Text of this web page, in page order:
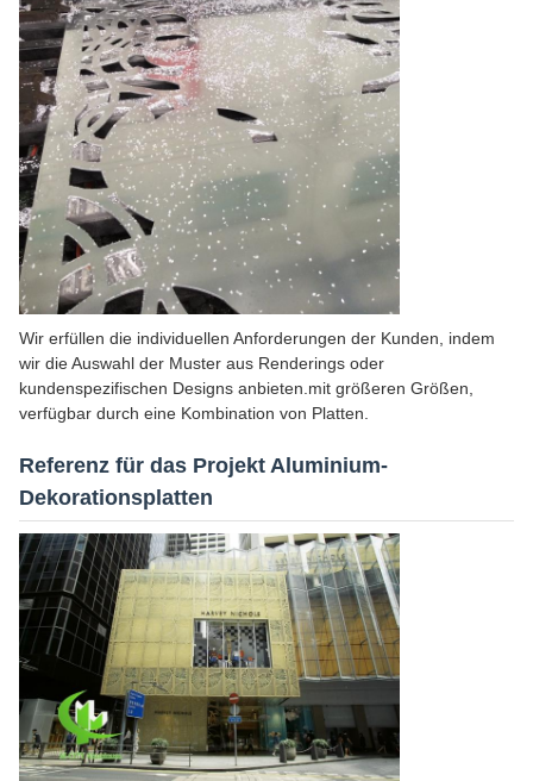
Wir erfüllen die individuellen Anforderungen der Kunden, indem
wir die Auswahl der Muster aus Renderings oder
kundenspezifischen Designs anbieten.mit größeren Größen,
verfügbar durch eine Kombination von Platten.
Referenz für das Projekt Aluminium-
Dekorationsplatten